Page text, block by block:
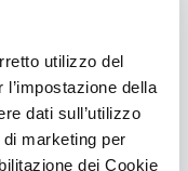
utilizzo del
della
dati sull’utilizzo
marketing per
dei Cookie
e
innovative sono a
di asset class